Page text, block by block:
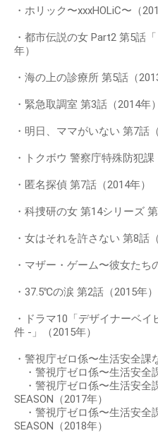
・ホリック〜xxxHOLiC〜（
・都市伝説の女 Part2 第5話
年）
・海の上の診療所 第5話（
・緊急取調室 第3話（2014年）
・明日、ママがいない 第7話
・トクボウ 警察庁特殊防犯課
・匿名探偵 第7話（2014年）
・科捜研の女 第14シリーズ
・女はそれを許さない 第8話
・マザー・ゲーム〜彼女たち
・37.5℃の涙 第2話（2015年）
・ドラマ10「デザイナーベ
件 -」（2015年）
・警視庁ゼロ係〜生活安全
・警視庁ゼロ係〜生活安全
・警視庁ゼロ係〜生活安全
SEASON（2017年）
・警視庁ゼロ係〜生活安全
SEASON（2018年）